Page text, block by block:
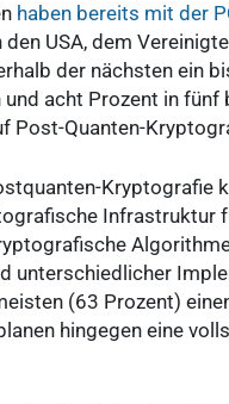
haben bereits mit der
den USA, dem
der nächsten ein
acht Prozent in fünf
Post-Quanten-
Kryptografie
Infrastruktur
unterschiedlicher
(63 Prozent)
hingegen eine